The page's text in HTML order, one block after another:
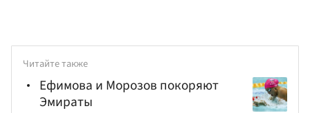
Читайте также
Ефимова и Морозов покоряют
Эмираты